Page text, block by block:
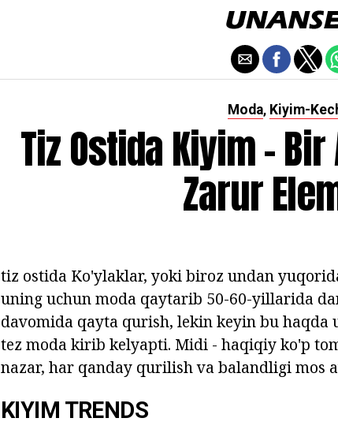
Moda, Kiyim-
Tiz Ostida Kiyim -
Zarur
tiz ostida Ko'ylaklar, yoki biroz undan
uning uchun moda qaytarib 50-60-yillarida
davomida qayta qurish, lekin keyin bu haqda
tez moda kirib kelyapti. Midi - haqiqiy ko'p
nazar, har qanday qurilish va balandligi mos
KIYIM TRENDS